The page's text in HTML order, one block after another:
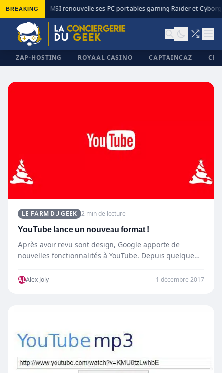
BREAKING MSI renouvelle ses PC portables gaming Raider et
ZAP-HOSTING ROYAAL CASINO CAPTAINCAZ
LE FARM DU GEEK 2 min de lecture
YouTube lance un nouveau format !
Après avoir revu sont design, Google apporte de
nouvelles fonctionnalités à YouTube. Depuis quelque
ALAlex Joly 1 décembre 2017